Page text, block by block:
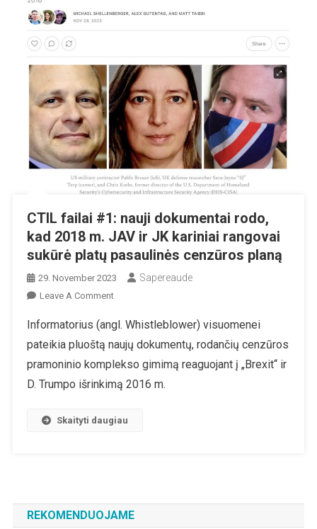
CTIL failai #1: nauji dokumentai rodo,
kad 2018 m. JAV ir JK kariniai rangovai
sukūrė platų pasaulinės cenzūros planą
29. November 2023 Sapereaude
Leave A CommentOn
Failai
#1:
Nauji
Rodo,
2018
Kariniai
Rangovai
Informatorius (angl. Whistleblower) visuomenei
pateikia pluoštą naujų dokumentų, rodančių cenzūros
pramoninio komplekso gimimą reaguojant į „Brexit“ ir
D. Trumpo išrinkimą 2016 m.
Skaityti daugiau
REKOMENDUOJAME